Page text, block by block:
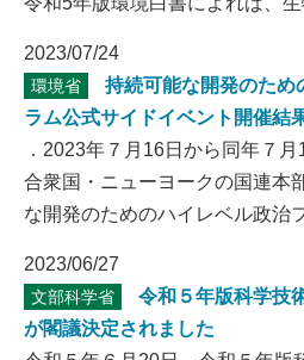
2023/07/24
環境省
持続可能な開発のため
ラム公式サイドイベント開催結
．2023年７月16日から同年７
合衆国・ニューヨークの国連本
な開発のためのハイレベル政治
2023/06/27
文部科学省
令和５年版科学技
が閣議決定されました